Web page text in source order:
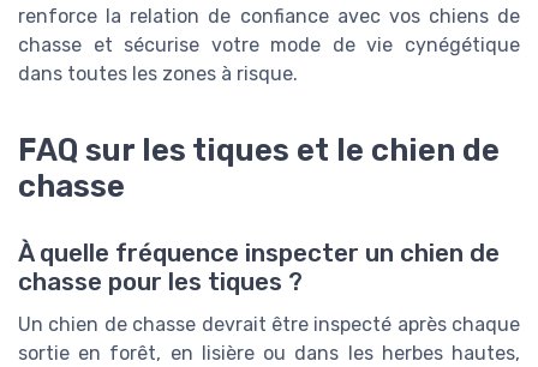
renforce la relation de confiance avec vos chiens de
chasse et sécurise votre mode de vie cynégétique
dans toutes les zones à risque.
FAQ sur les tiques et le chien de
chasse
À quelle fréquence inspecter un chien de
chasse pour les tiques ?
Un chien de chasse devrait être inspecté après chaque
sortie en forêt, en lisière ou dans les herbes hautes,